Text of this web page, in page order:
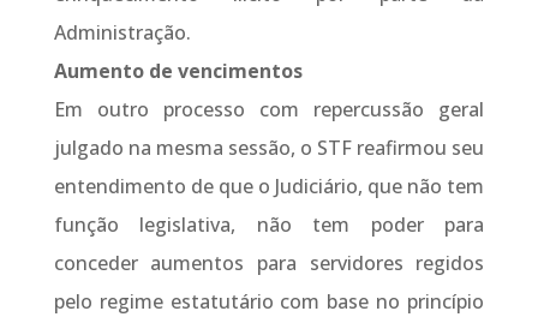
Administração.
Aumento de vencimentos
Em outro processo com repercussão geral
julgado na mesma sessão, o STF reafirmou seu
entendimento de que o Judiciário, que não tem
função legislativa, não tem poder para
conceder aumentos para servidores regidos
pelo regime estatutário com base no princípio